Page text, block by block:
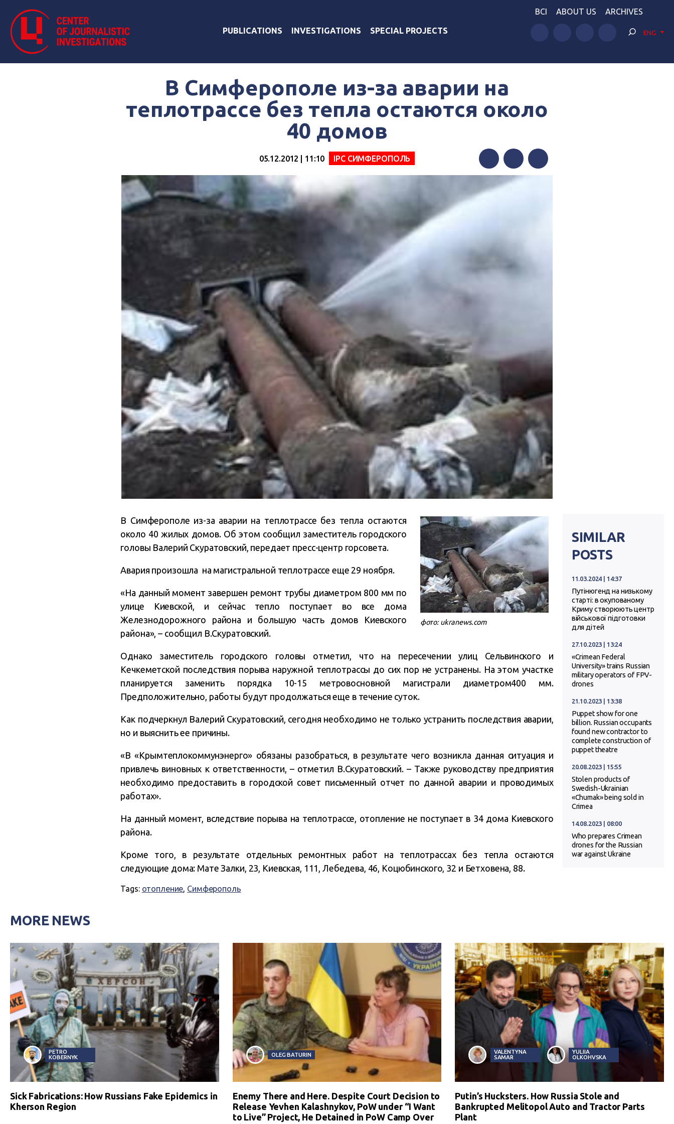
PUBLICATIONS INVESTIGATIONS SPECIAL PROJECTS
BCI ABOUT US ARCHIVES
ENG
В Симферополе из-за аварии на
теплотрассе без тепла остаются около
40 домов
05.12.2012 | 11:10 IPC СИМФЕРОПОЛЬ
FacebookTwitter
фото: ukranews.com
В Симферополе из-за аварии на теплотрассе без тепла остаются
около 40 жилых домов. Об этом сообщил заместитель городского
головы Валерий Скуратовский, передает пресс-центр горсовета.
Авария произошла на магистральной теплотрассе еще 29 ноября.
«На данный момент завершен ремонт трубы диаметром 800 мм по
улице Киевской, и сейчас тепло поступает во все дома
Железнодорожного района и большую часть домов Киевского
района», – сообщил В.Скуратовский.
Однако заместитель городского головы отметил, что на пересечении улиц Сельвинского и
Кечкеметской последствия порыва наружной теплотрассы до сих пор не устранены. На этом участке
планируется заменить порядка 10-15 метровосновной магистрали диаметром400 мм.
Предположительно, работы будут продолжаться еще в течение суток.
Как подчеркнул Валерий Скуратовский, сегодня необходимо не только устранить последствия аварии,
но и выяснить ее причины.
«В «Крымтеплокоммунэнерго» обязаны разобраться, в результате чего возникла данная ситуация и
привлечь виновных к ответственности, – отметил В.Скуратовский. – Также руководству предприятия
необходимо предоставить в городской совет письменный отчет по данной аварии и проводимых
работах».
На данный момент, вследствие порыва на теплотрассе, отопление не поступает в 34 дома Киевского
района.
Кроме того, в результате отдельных ремонтных работ на теплотрассах без тепла остаются
следующие дома: Мате Залки, 23, Киевская, 111, Лебедева, 46, Коцюбинского, 32 и Бетховена, 88.
Tags: отопление, Симферополь
SIMILAR
POSTS
11.03.2024 | 14:37
Путінюгенд на низькому
старті: в окупованому
Криму створюють центр
військової підготовки
для дітей
27.10.2023 | 13:24
«Crimean Federal
University» trains Russian
military operators of FPV-
drones
21.10.2023 | 13:38
Puppet show for one
billion. Russian occupants
found new contractor to
complete construction of
puppet theatre
20.08.2023 | 15:55
Stolen products of
Swedish-Ukrainian
«Chumak» being sold in
Crimea
14.08.2023 | 08:00
Who prepares Crimean
drones for the Russian
war against Ukraine
MORE NEWS
PETRO
KOBERNYK
Sick Fabrications: How Russians Fake Epidemics in
Kherson Region
OLEG BATURIN
Enemy There and Here. Despite Court Decision to
Release Yevhen Kalashnykov, PoW under “I Want
to Live” Project, He Detained in PoW Camp Over
VALENTYNA
SAMAR
YULIIA
OLKOHVSKA
Putin’s Hucksters. How Russia Stole and
Bankrupted Melitopol Auto and Tractor Parts
Plant